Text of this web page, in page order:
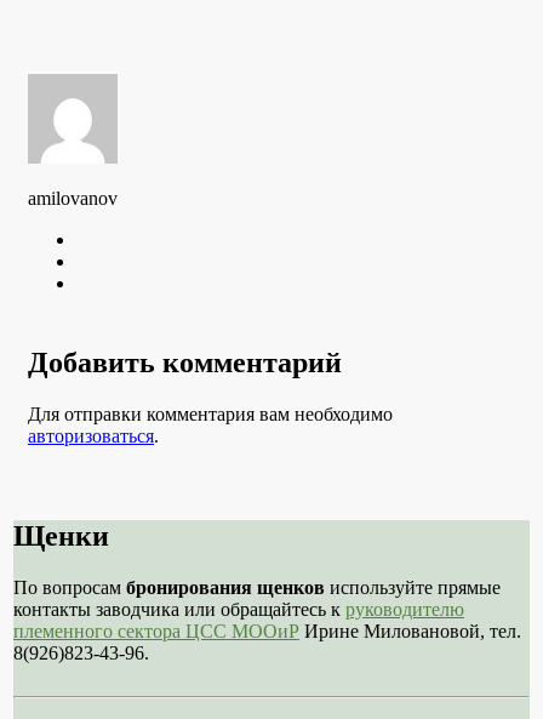
amilovanov
Добавить комментарий
Для отправки комментария вам необходимо
авторизоваться.
Щенки
По вопросам бронирования щенков используйте прямые
контакты заводчика или обращайтесь к руководителю
племенного сектора ЦСС МООиР Ирине Миловановой, тел.
8(926)823-43-96.